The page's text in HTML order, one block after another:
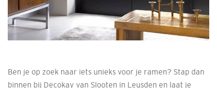
Ben je op zoek naar iets unieks voor je ramen? Stap dan
binnen bij Decokay van Slooten in Leusden en laat je